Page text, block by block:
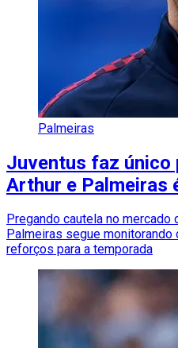
Palmeiras
Juventus faz único
Arthur e Palmeiras
Pregando cautela no mercado
Palmeiras segue
reforços para a temporada